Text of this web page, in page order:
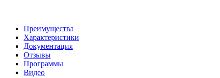
Преимущества
Характеристики
Документация
Отзывы
Программы
Видео